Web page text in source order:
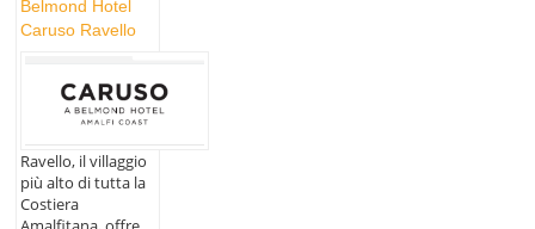
Belmond Hotel
Caruso Ravello
Ravello, il villaggio
più alto di tutta la
Costiera